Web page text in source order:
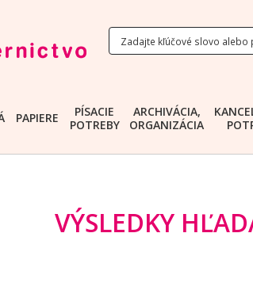
PAPIERE
PÍSACIE
POTREBY
ARCHIVÁCIA,
ORGANIZÁCIA
VÝSLEDKY